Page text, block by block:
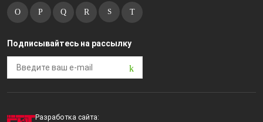
Подписывайтесь на рассылку
Разработка сайта: